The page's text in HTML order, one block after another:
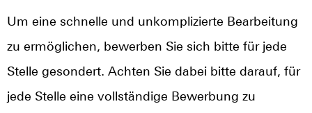
Um eine schnelle und unkomplizierte Bearbeitung
zu ermöglichen, bewerben Sie sich bitte für jede
Stelle gesondert. Achten Sie dabei bitte darauf, für
jede Stelle eine vollständige Bewerbung zu